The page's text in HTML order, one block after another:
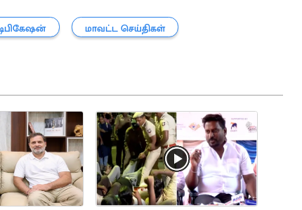
மாவட்ட செய்திகள்